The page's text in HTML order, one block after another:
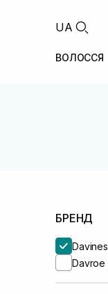
UA
ВОЛОССЯ
БРЕНД
Davines
Davroe